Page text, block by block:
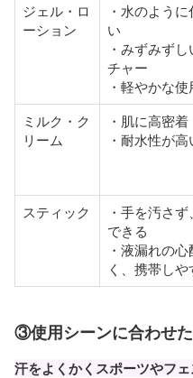
ジェル・ロ
ーション
・水のよう
い
・みずみず
チャー
・軽やかな
ミルク・ク
リーム
・肌に高密着
・耐水性が高
スティック
・手を汚さ
できる
・液漏れの
く、携帯しや
③使用シーンに合わせ
汗をよくかくスポーツやフ